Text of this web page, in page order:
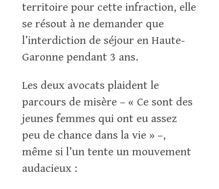
territoire pour cette infraction, elle
se résout à ne demander que
l’interdiction de séjour en Haute-
Garonne pendant 3 ans.
Les deux avocats plaident le
parcours de misère – « Ce sont des
jeunes femmes qui ont eu assez
peu de chance dans la vie » –,
même si l’un tente un mouvement
audacieux :